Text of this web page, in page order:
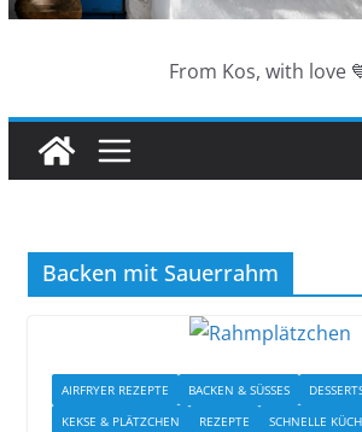
From Kos, with love
Backen mit Sauerrahm
AIRFRYER REZEPTE BACKEN & SÜSSES
KEKSE & PLÄTZCHEN
REZEPTE SCHNELLE